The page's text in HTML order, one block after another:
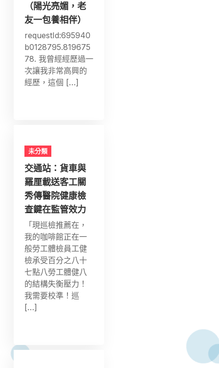
（陽光亮媚，老
友一包養相伴）
requestId:695940
b0128795.819675
78. 我曾經經歷過一
次讓我非常高興的
經歷，這個 […]
未分類
交通站：貨車與
羅厘載送客工關
秀傳醫院健康檢
查鍵在監管效力
「現巡檢推薦在，
我的咖啡館正在一
般勞工體檢員工健
檢承受百分之八十
七點八勞工體健八
的結構失衡壓力！
我需要校準！巡
[…]